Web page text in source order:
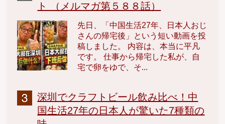
ト （メルマガ第５８８話）
先日、「中国生活27年、日本人おじ
さんの帰宅後」という短い動画を投
稿しました。 内容は、本当に平凡
です。 仕事から帰宅した私が、自
宅で卵をゆで、そ...
深圳でクラフトビール飲み比べ！中
国生活27年の日本人が驚いた7種類の